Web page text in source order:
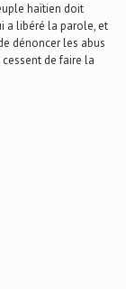
haïtien doit
a libéré la parole, et
dénoncer les abus
de faire la